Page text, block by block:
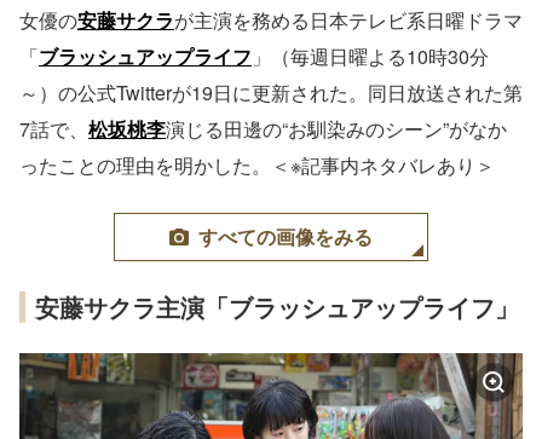
女優の安藤サクラが主演を務める日本テレビ系日曜ドラマ
「ブラッシュアップライフ 」（毎週日曜よる10時30分
～）の公式Twitterが19日に更新された。同日放送された第
7話で、 松坂桃李演じる田邊の“お馴染みのシーン”がなか
ったことの理由を明かした。＜※記事内ネタバレあり＞
すべての画像をみる
安藤サクラ主演「ブラッシュアップライフ」